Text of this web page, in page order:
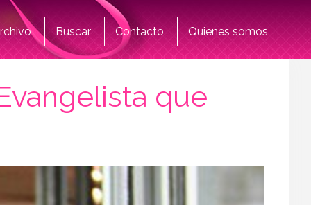
Buscar Contacto Quienes somos
que